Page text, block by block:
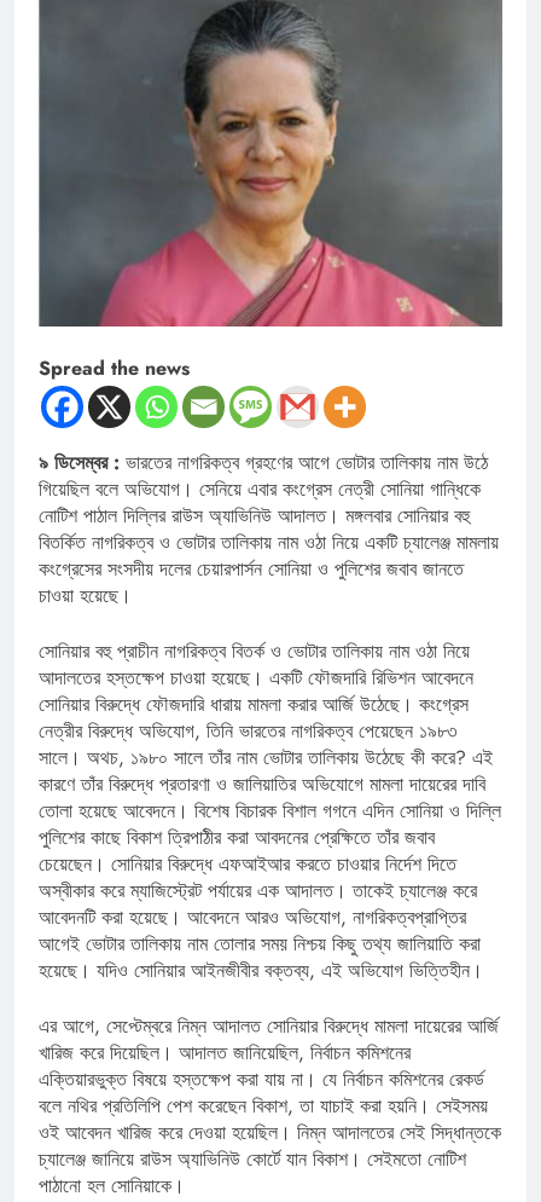
Spread the news
৯ ডিসেম্বর : ভারতের নাগরিকত্ব গ্রহণের আগে ভোটার তালিকায় নাম উঠে
গিয়েছিল বলে অভিযোগ। সেনিয়ে এবার কংগ্রেস নেত্রী সোনিয়া গান্ধিকে
নোটিশ পাঠাল দিল্লির রাউস অ্যাভিনিউ আদালত। মঙ্গলবার সোনিয়ার বহু
বিতর্কিত নাগরিকত্ব ও ভোটার তালিকায় নাম ওঠা নিয়ে একটি চ্যালেঞ্জ মামলায়
কংগ্রেসের সংসদীয় দলের চেয়ারপার্সন সোনিয়া ও পুলিশের জবাব জানতে
চাওয়া হয়েছে।
সোনিয়ার বহু প্রাচীন নাগরিকত্ব বিতর্ক ও ভোটার তালিকায় নাম ওঠা নিয়ে
আদালতের হস্তক্ষেপ চাওয়া হয়েছে। একটি ফৌজদারি রিভিশন আবেদনে
সোনিয়ার বিরুদ্ধে ফৌজদারি ধারায় মামলা করার আর্জি উঠেছে। কংগ্রেস
নেত্রীর বিরুদ্ধে অভিযোগ, তিনি ভারতের নাগরিকত্ব পেয়েছেন ১৯৮৩
সালে। অথচ, ১৯৮০ সালে তাঁর নাম ভোটার তালিকায় উঠেছে কী করে? এই
কারণে তাঁর বিরুদ্ধে প্রতারণা ও জালিয়াতির অভিযোগে মামলা দায়েরের দাবি
তোলা হয়েছে আবেদনে। বিশেষ বিচারক বিশাল গগনে এদিন সোনিয়া ও দিল্লি
পুলিশের কাছে বিকাশ ত্রিপাঠীর করা আবদনের প্রেক্ষিতে তাঁর জবাব
চেয়েছেন। সোনিয়ার বিরুদ্ধে এফআইআর করতে চাওয়ার নির্দেশ দিতে
অস্বীকার করে ম্যাজিস্ট্রেট পর্যায়ের এক আদালত। তাকেই চ্যালেঞ্জ করে
আবেদনটি করা হয়েছে। আবেদনে আরও অভিযোগ, নাগরিকত্বপ্রাপ্তির
আগেই ভোটার তালিকায় নাম তোলার সময় নিশ্চয় কিছু তথ্য জালিয়াতি করা
হয়েছে। যদিও সোনিয়ার আইনজীবীর বক্তব্য, এই অভিযোগ ভিত্তিহীন।
এর আগে, সেপ্টেম্বরে নিম্ন আদালত সোনিয়ার বিরুদ্ধে মামলা দায়েরের আর্জি
খারিজ করে দিয়েছিল। আদালত জানিয়েছিল, নির্বাচন কমিশনের
এক্তিয়ারভুক্ত বিষয়ে হস্তক্ষেপ করা যায় না। যে নির্বাচন কমিশনের রেকর্ড
বলে নথির প্রতিলিপি পেশ করেছেন বিকাশ, তা যাচাই করা হয়নি। সেইসময়
ওই আবেদন খারিজ করে দেওয়া হয়েছিল। নিম্ন আদালতের সেই সিদ্ধান্তকে
চ্যালেঞ্জ জানিয়ে রাউস অ্যাভিনিউ কোর্টে যান বিকাশ। সেইমতো নোটিশ
পাঠানো হল সোনিয়াকে।